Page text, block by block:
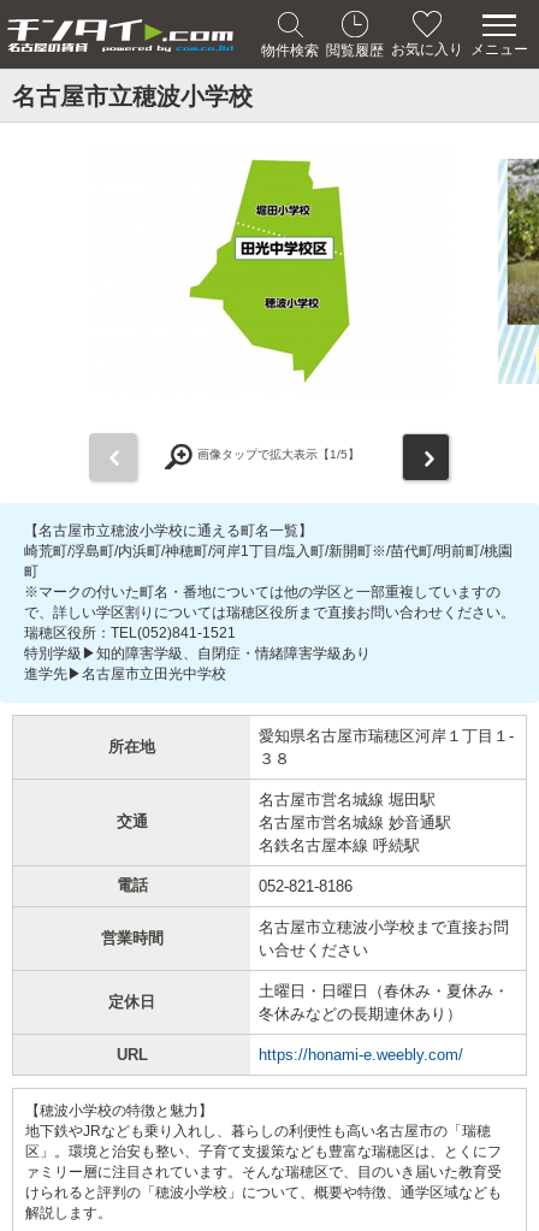
物件検索 閲覧履歴 お気に入り メニュー
名古屋市立穂波小学校
画像タップで拡大表示【1/5】
【名古屋市立穂波小学校に通える町名一覧】
崎荒町/浮島町/内浜町/神穂町/河岸1丁目/塩入町/新開町※/苗代町/明前町/桃園
町
※マークの付いた町名・番地については他の学区と一部重複していますの
で、詳しい学区割りについては瑞穂区役所まで直接お問い合わせください。
瑞穂区役所：TEL(052)841-1521
特別学級▶知的障害学級、自閉症・情緒障害学級あり
進学先▶名古屋市立田光中学校
所在地
愛知県名古屋市瑞穂区河岸１丁目１-
３８
交通
名古屋市営名城線 堀田駅
名古屋市営名城線 妙音通駅
名鉄名古屋本線 呼続駅
電話 052-821-8186
営業時間
名古屋市立穂波小学校まで直接お問
い合せください
定休日
土曜日・日曜日（春休み・夏休み・
冬休みなどの長期連休あり）
URL https://honami-e.weebly.com/
【穂波小学校の特徴と魅力】
地下鉄やJRなども乗り入れし、暮らしの利便性も高い名古屋市の「瑞穂
区」。環境と治安も整い、子育て支援策なども豊富な瑞穂区は、とくにフ
ァミリー層に注目されています。そんな瑞穂区で、目のいき届いた教育受
けられると評判の「穂波小学校」について、概要や特徴、通学区域なども
解説します。